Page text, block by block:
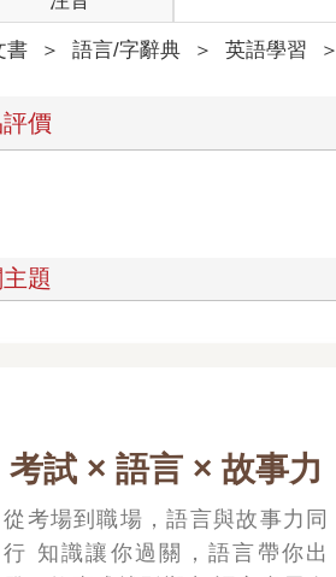
書 ＞ 語言/字辭典 ＞ 英語學習 ＞
價
題
考試 × 語言 × 故事力
從考場到職場，語言與故事力同
行 知識讓你過關，語言帶你出